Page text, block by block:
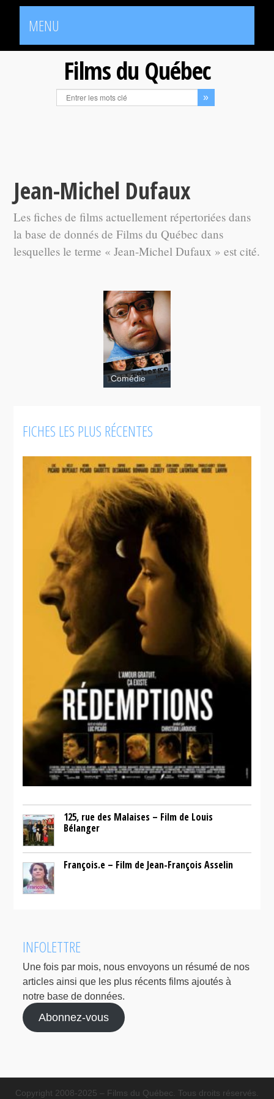
MENU
Films du Québec
Jean-Michel Dufaux
Les fiches de films actuellement répertoriées dans
la base de donnés de Films du Québec dans
lesquelles le terme « Jean-Michel Dufaux » est cité.
Le
cas
Roberge
Comédie
FICHES LES PLUS RÉCENTES
125, rue des Malaises – Film de Louis
Bélanger
François.e – Film de Jean-François Asselin
INFOLETTRE
Une fois par mois, nous envoyons un résumé de nos
articles ainsi que les plus récents films ajoutés à
notre base de données.
Abonnez-vous
Copyright 2008-2025 – Films du Québec. Tous droits réservés.